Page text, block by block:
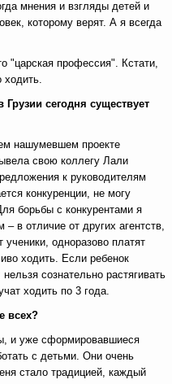
мнения и взгляды детей и
которому верят. А я всегда
"царская профессия". Кстати,
ходить.
сегодня существует
нашумевшем проекте
свою коллегу Лали
к руководителям
конкуренции, не могу
борьбы с конкурентами я
в отличие от других агентств,
одноразово платят
ходить. Если ребенок
сознательно растягивать
ходить по 3 года.
всех?
и уже сформировавшиеся
с детьми. Они очень
стало традицией, каждый